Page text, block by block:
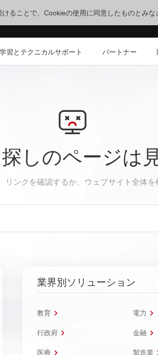
ることで、Cookieの使用に同意したものとみな
学習とテクニカルサポート パートナー
しのページは
リンクを確認するか、ウェブサイト全体を
業界別ソリューション
教育 電力
行政府 金融
医療 製造業